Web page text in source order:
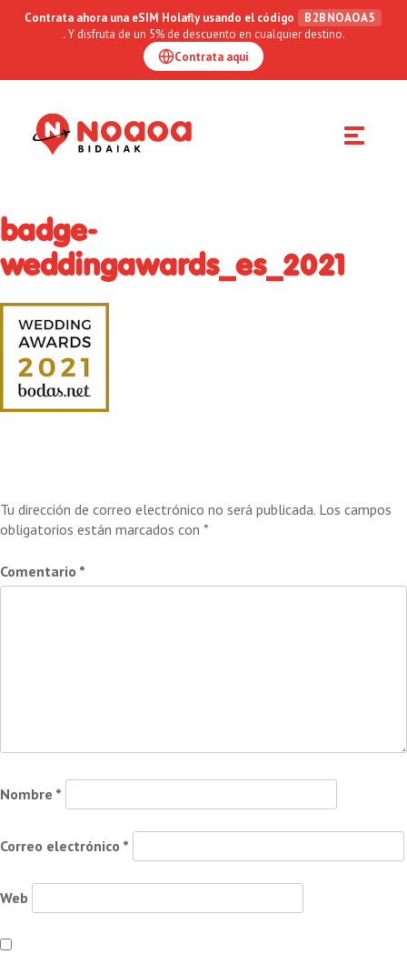
Contrata ahora una eSIM Holafly usando el código
B2BNOAOA5
. Y disfruta de un 5% de descuento en cualquier destino.
Contrata aquí
Toggle
navigation
badge-
weddingawards_es_2021
Tu dirección de correo electrónico no será publicada. Los campos
obligatorios están marcados con *
Comentario *
Nombre *
Correo electrónico *
Web